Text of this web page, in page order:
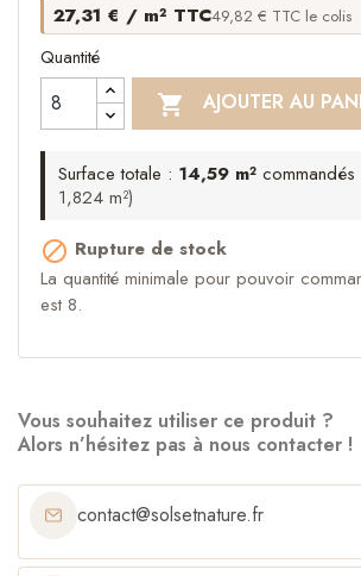
27,31 € / m² TTC49,82 € TTC le colis
Quantité
 AJOUTER AU
Surface totale : 14,59 m²commandés
1,824 m²)
 Rupture de stock
La quantité minimale pour pouvoir
est 8.
Vous souhaitez utiliser ce produit ?
Alors n’hésitez pas à nous contacter !
contact@solsetnature.fr